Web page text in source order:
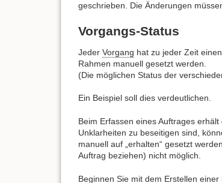
geschrieben. Die Änderungen
Vorgangs-Status
Jeder Vorgang hat zu jeder Zeit
Rahmen manuell gesetzt werden.
(Die möglichen Status der
Ein Beispiel soll dies verdeutlichen.
Beim Erfassen eines Auftrages
Unklarheiten zu beseitigen sind,
manuell auf „erhalten“ gesetzt
Auftrag beziehen) nicht möglich.
Beginnen Sie mit dem Erstellen